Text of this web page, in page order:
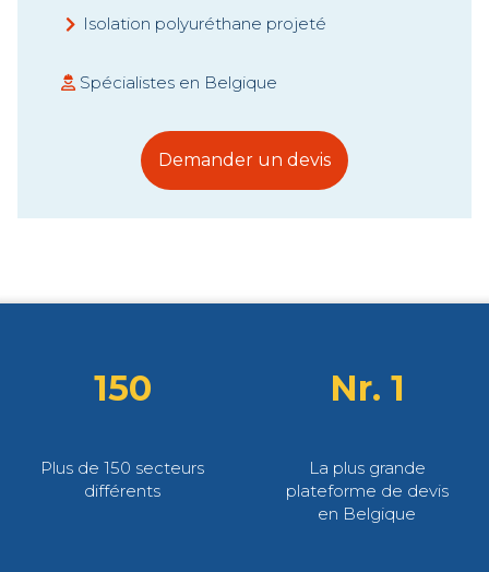
Isolation polyuréthane projeté
Spécialistes en Belgique
Demander un devis
150
Plus de 150 secteurs
différents
Nr. 1
La plus grande
plateforme de devis
en Belgique